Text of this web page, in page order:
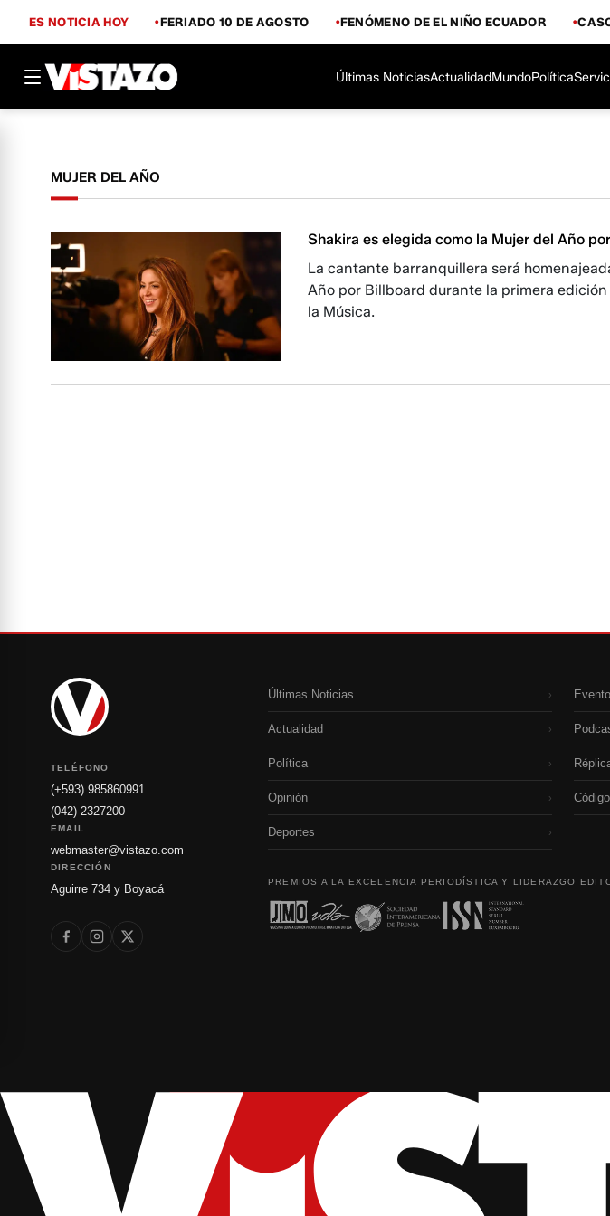
ES NOTICIA HOY FERIADO 10 DE AGOSTO FENÓMENO DE EL NIÑO ECUADOR
Últimas NoticiasActualidadMundoPolítica
MUJER DEL AÑO
Shakira es elegida como la Mujer del Año
La cantante barranquillera será
Año por Billboard durante la primera
la Música.
TELÉFONO
(+593) 985860991
(042) 2327200
EMAIL
webmaster@vistazo.com
DIRECCIÓN
Aguirre 734 y Boyacá
Últimas Noticias ›
Actualidad ›
Política ›
Opinión ›
Deportes ›
PREMIOS A LA EXCELENCIA PERIODÍSTICA Y LIDERAZGO